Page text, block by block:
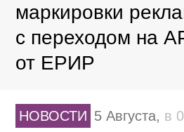
маркировки
с переходом на
от ЕРИР
НОВОСТИ 5 Августа, в